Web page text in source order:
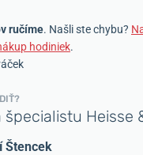
ručíme. Našli ste chybu?
hodiniek.
špecialistu Heisse
Štencek